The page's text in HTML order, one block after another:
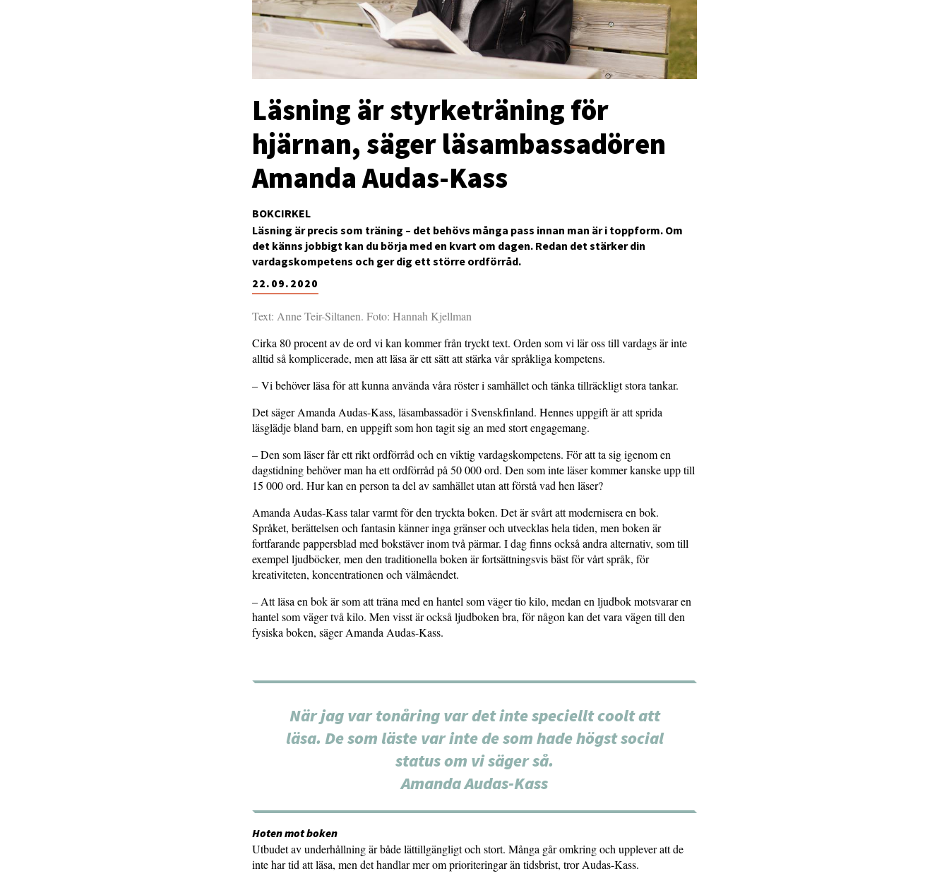
BOKCIRKEL
Läsning är styrketräning för
hjärnan, säger läsambassadören
Amanda Audas-Kass
22.09.2020
Läsning är precis som träning – det behövs många pass innan man är i toppform. Om
det känns jobbigt kan du börja med en kvart om dagen. Redan det stärker din
vardagskompetens och ger dig ett större ordförråd.
Text: Anne Teir-Siltanen. Foto: Hannah Kjellman
Cirka 80 procent av de ord vi kan kommer från tryckt text. Orden som vi lär oss till vardags är inte
alltid så komplicerade, men att läsa är ett sätt att stärka vår språkliga kompetens.
– Vi behöver läsa för att kunna använda våra röster i samhället och tänka tillräckligt stora tankar.
Det säger Amanda Audas-Kass, läsambassadör i Svenskfinland. Hennes uppgift är att sprida
läsglädje bland barn, en uppgift som hon tagit sig an med stort engagemang.
– Den som läser får ett rikt ordförråd och en viktig vardagskompetens. För att ta sig igenom en
dagstidning behöver man ha ett ordförråd på 50 000 ord. Den som inte läser kommer kanske upp till
15 000 ord. Hur kan en person ta del av samhället utan att förstå vad hen läser?
Amanda Audas-Kass talar varmt för den tryckta boken. Det är svårt att modernisera en bok.
Språket, berättelsen och fantasin känner inga gränser och utvecklas hela tiden, men boken är
fortfarande pappersblad med bokstäver inom två pärmar. I dag finns också andra alternativ, som till
exempel ljudböcker, men den traditionella boken är fortsättningsvis bäst för vårt språk, för
kreativiteten, koncentrationen och välmåendet.
– Att läsa en bok är som att träna med en hantel som väger tio kilo, medan en ljudbok motsvarar en
hantel som väger två kilo. Men visst är också ljudboken bra, för någon kan det vara vägen till den
fysiska boken, säger Amanda Audas-Kass.
När jag var tonåring var det inte speciellt coolt att
läsa. De som läste var inte de som hade högst social
status om vi säger så.
Amanda Audas-Kass
Hoten mot boken
Utbudet av underhållning är både lättillgängligt och stort. Många går omkring och upplever att de
inte har tid att läsa, men det handlar mer om prioriteringar än tidsbrist, tror Audas-Kass.